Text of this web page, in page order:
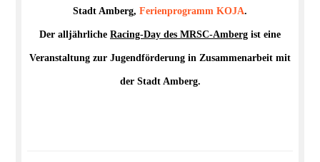
Stadt Amberg, Ferienprogramm KOJA.
Der alljährliche Racing-Day des MRSC-Amberg ist eine
Veranstaltung zur Jugendförderung in Zusammenarbeit mit
der Stadt Amberg.